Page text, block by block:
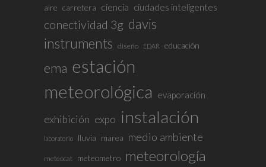
aire carretera ciencia ciudades inteligentes
conectividad 3g davis
instruments diseño EDAR educación
ema estación
meteorológica
evaporación
exhibición expo instalación
laboratorio lluvia marea medio ambiente
meteocat meteometro meteorología